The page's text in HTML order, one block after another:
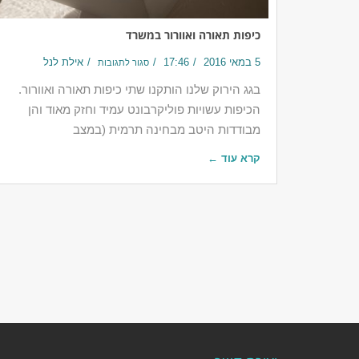
כיפות תאורה ואוורור במשרד
5 במאי 2016 17:46 סגור לתגובות אילת לנל
בגג הירוק שלנו הותקנו שתי כיפות תאורה ואוורור.
הכיפות עשויות פוליקרבונט עמיד וחזק מאוד והן
מבודדות היטב מבחינה תרמית (במצב
קרא עוד ←